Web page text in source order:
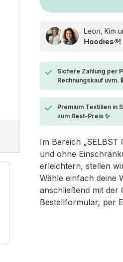
Leon, Kim
Hoodies®!
Sichere Zahlung per
Rechnungskauf uvm.
Premium Textilien in
zum Best-Preis ✨
Im Bereich
und ohne
erleichtern, stellen
Wähle einfach deine
anschließend mit der
Bestellformular, per